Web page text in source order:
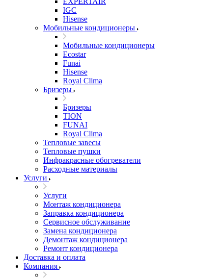
IGC
Hisense
Мобильные кондиционеры
Мобильные кондиционеры
Ecostar
Funai
Hisense
Royal Clima
Бризеры
Бризеры
TION
FUNAI
Royal Clima
Тепловые завесы
Тепловые пушки
Инфракрасные обогреватели
Расходные материалы
Услуги
Услуги
Монтаж кондиционера
Заправка кондиционера
Сервисное обслуживание
Замена кондиционера
Демонтаж кондиционера
Ремонт кондиционера
Доставка и оплата
Компания